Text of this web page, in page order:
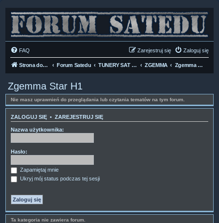
FAQ Zaloguj się
Zarejestruj się
Strona domowa Forum Satedu TUNERY SAT HD-LINUX ZGEMMA Zgemma Star H1
Zgemma Star H1
Nie masz uprawnień do przeglądania lub czytania tematów na tym forum.
ZALOGUJ SIĘ • ZAREJESTRUJ SIĘ
Nazwa użytkownika:
Hasło:
Zapamiętaj mnie
Ukryj mój status podczas tej sesji
Ta kategoria nie zawiera forum.